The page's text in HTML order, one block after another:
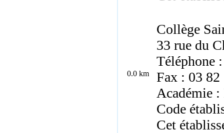
0.0 km
Collège
33 rue du
Téléphone
Fax : 03 82
Académie
Code
Cet